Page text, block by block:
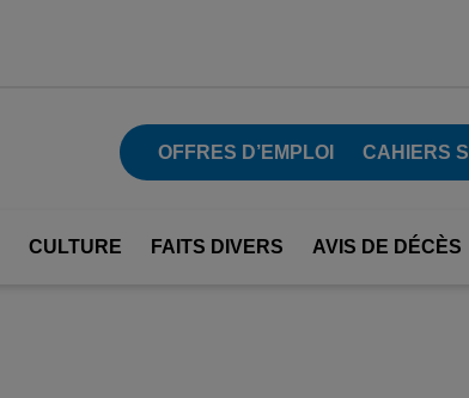
OFFRES D’EMPLOI CAHIERS
CULTURE FAITS DIVERS AVIS DE DÉCÈS